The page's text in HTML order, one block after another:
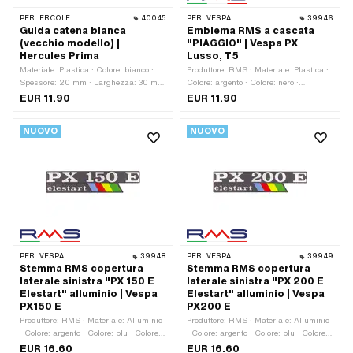
PER: ERCOLE 40045
Guida catena bianca
(vecchio modello) |
Hercules Prima
Materiale: Plastica · Colore: bianco ·
Spessore: 20 mm · Larghezza: 30 mm
· Altezza: 60 mm · Ø foro di
EUR 11.90
PER: VESPA 39946
Emblema RMS a cascata
"PIAGGIO" | Vespa PX
Lusso, T5
Produttore: RMS · Materiale: Plastica ·
Colore: argento · Colore: nero ·
Larghezza: 102 mm · Altezza: 13 mm ·
fissaggio: 2 Stk · Spaziatura tra i fori:
82 mm · Numero OEM Piaggio: 198123
EUR 11.90
NUOVO
PER: VESPA 39948
Stemma RMS copertura
laterale sinistra "PX 150 E
Elestart" alluminio | Vespa
PX150 E
Produttore: RMS · Materiale: Alluminio
· Colore: argento · Colore: blu · Colore:
giallo · Colore: nero · Colore: rosso ·
EUR 16.60
NUOVO
PER: VESPA 39949
Stemma RMS copertura
laterale sinistra "PX 200 E
Elestart" alluminio | Vespa
PX200 E
Produttore: RMS · Materiale: Alluminio
· Colore: argento · Colore: blu · Colore:
giallo · Colore: nero · Colore: rosso ·
EUR 16.60